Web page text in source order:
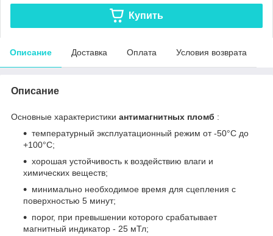
Купить
Описание Доставка Оплата Условия возврата
Описание
Основные характеристики антимагнитных пломб :
температурный эксплуатационный режим от -50°С до
+100°С;
хорошая устойчивость к воздействию влаги и
химических веществ;
минимально необходимое время для сцепления с
поверхностью 5 минут;
порог, при превышении которого срабатывает
магнитный индикатор - 25 мТл;